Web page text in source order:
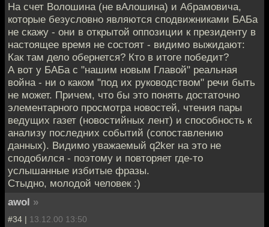
На счет Волошина (не вАлошина) и Абрамовича,
которые безусловно являются сподвижниками БАБа
не скажу - они в открытой оппозиции к президенту в
настоящее время не состоят - видимо выжидают:
Как там дело обернется? Кто в итоге победит?
А вот у БАБа с "нашим новым Главой" реальная
война - ни о каком "под их руководством" речи быть
не может. Причем, что бы это понять достаточно
элементарного просмотра новостей, чтения пары
ведущих газет (новостийных лент) и способность к
анализу последних событий (сопоставлению
данных). Видимо уважаемый q2ker на это не
сподобился - поэтому и повторяет где-то
услышанные избитые фразы.
Стыдно, молодой человек :)
awol »
#34 | 13.12.00 13:50